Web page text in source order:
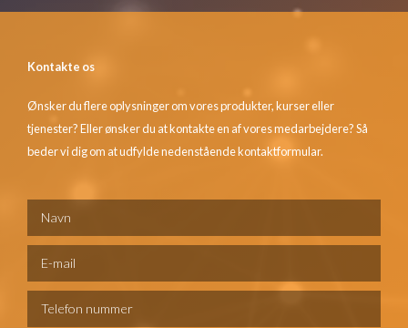
Kontakte os
Ønsker du flere oplysninger om vores produkter, kurser eller
tjenester? Eller ønsker du at kontakte en af vores medarbejdere? Så
beder vi dig om at udfylde nedenstående kontaktformular.